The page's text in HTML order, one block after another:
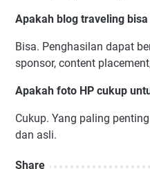
Apakah blog traveling
Bisa. Penghasilan dapat
sponsor, content
Apakah foto HP cukup
Cukup. Yang paling
dan asli.
Share